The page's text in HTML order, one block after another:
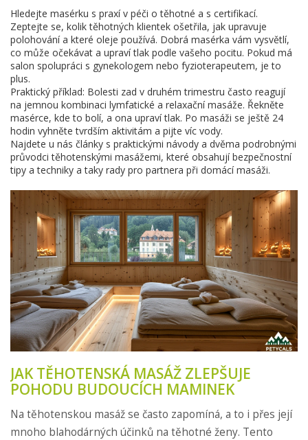
Hledejte masérku s praxí v péči o těhotné a s certifikací.
Zeptejte se, kolik těhotných klientek ošetřila, jak upravuje
polohování a které oleje používá. Dobrá masérka vám vysvětlí,
co může očekávat a upraví tlak podle vašeho pocitu. Pokud má
salon spolupráci s gynekologem nebo fyzioterapeutem, je to
plus.
Praktický příklad: Bolesti zad v druhém trimestru často reagují
na jemnou kombinaci lymfatické a relaxační masáže. Řekněte
masérce, kde to bolí, a ona upraví tlak. Po masáži se ještě 24
hodin vyhněte tvrdším aktivitám a pijte víc vody.
Najdete u nás články s praktickými návody a dvěma podrobnými
průvodci těhotenskými masážemi, které obsahují bezpečnostní
tipy a techniky a taky rady pro partnera při domácí masáži.
JAK TĚHOTENSKÁ MASÁŽ ZLEPŠUJE
POHODU BUDOUCÍCH MAMINEK
Na těhotenskou masáž se často zapomíná, a to i přes její
mnoho blahodárných účinků na těhotné ženy. Tento